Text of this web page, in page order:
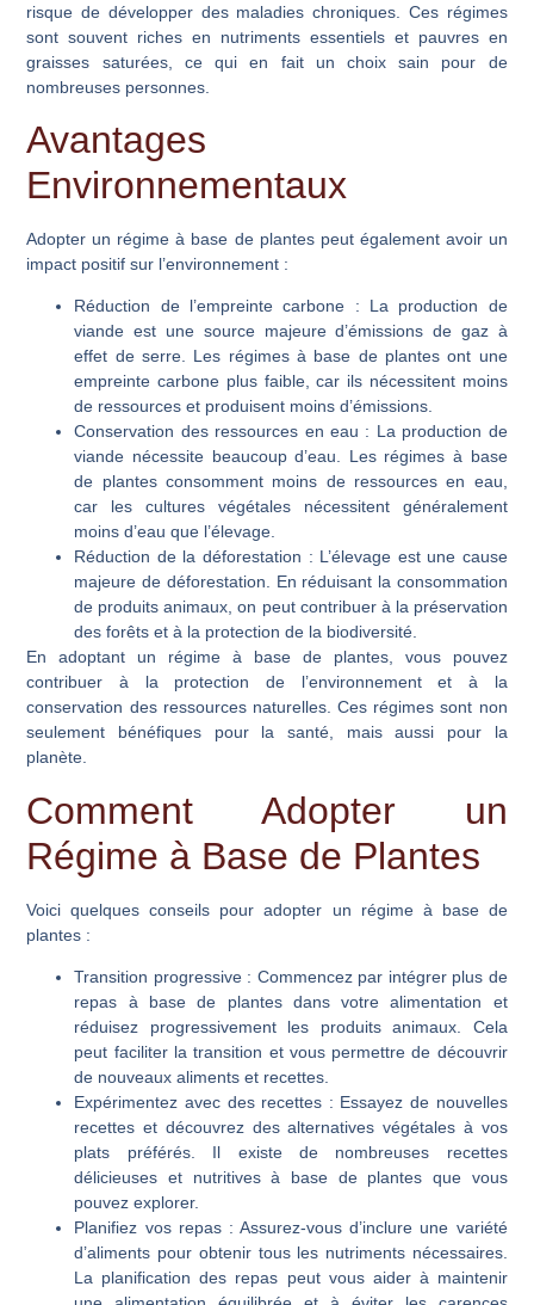
risque de développer des maladies chroniques. Ces régimes
sont souvent riches en nutriments essentiels et pauvres en
graisses saturées, ce qui en fait un choix sain pour de
nombreuses personnes.
Avantages
Environnementaux
Adopter un régime à base de plantes peut également avoir un
impact positif sur l’environnement :
Réduction de l’empreinte carbone : La production de
viande est une source majeure d’émissions de gaz à
effet de serre. Les régimes à base de plantes ont une
empreinte carbone plus faible, car ils nécessitent moins
de ressources et produisent moins d’émissions.
Conservation des ressources en eau : La production de
viande nécessite beaucoup d’eau. Les régimes à base
de plantes consomment moins de ressources en eau,
car les cultures végétales nécessitent généralement
moins d’eau que l’élevage.
Réduction de la déforestation : L’élevage est une cause
majeure de déforestation. En réduisant la consommation
de produits animaux, on peut contribuer à la préservation
des forêts et à la protection de la biodiversité.
En adoptant un régime à base de plantes, vous pouvez
contribuer à la protection de l’environnement et à la
conservation des ressources naturelles. Ces régimes sont non
seulement bénéfiques pour la santé, mais aussi pour la
planète.
Comment Adopter un
Régime à Base de Plantes
Voici quelques conseils pour adopter un régime à base de
plantes :
Transition progressive: Commencez par intégrer plus de
repas à base de plantes dans votre alimentation et
réduisez progressivement les produits animaux. Cela
peut faciliter la transition et vous permettre de découvrir
de nouveaux aliments et recettes.
Expérimentez avec des recettes : Essayez de nouvelles
recettes et découvrez des alternatives végétales à vos
plats préférés. Il existe de nombreuses recettes
délicieuses et nutritives à base de plantes que vous
pouvez explorer.
Planifiez vos repas: Assurez-vous d’inclure une variété
d’aliments pour obtenir tous les nutriments nécessaires.
La planification des repas peut vous aider à maintenir